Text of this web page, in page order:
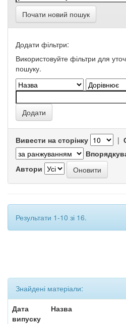
Почати новий пошук
Додати фільтри:
Використовуйте фільтри для
пошуку.
Вивести на сторінку |
Автори
Результати 1-10 зі 16.
Знайдені матеріали:
Дата
випуску
Назва